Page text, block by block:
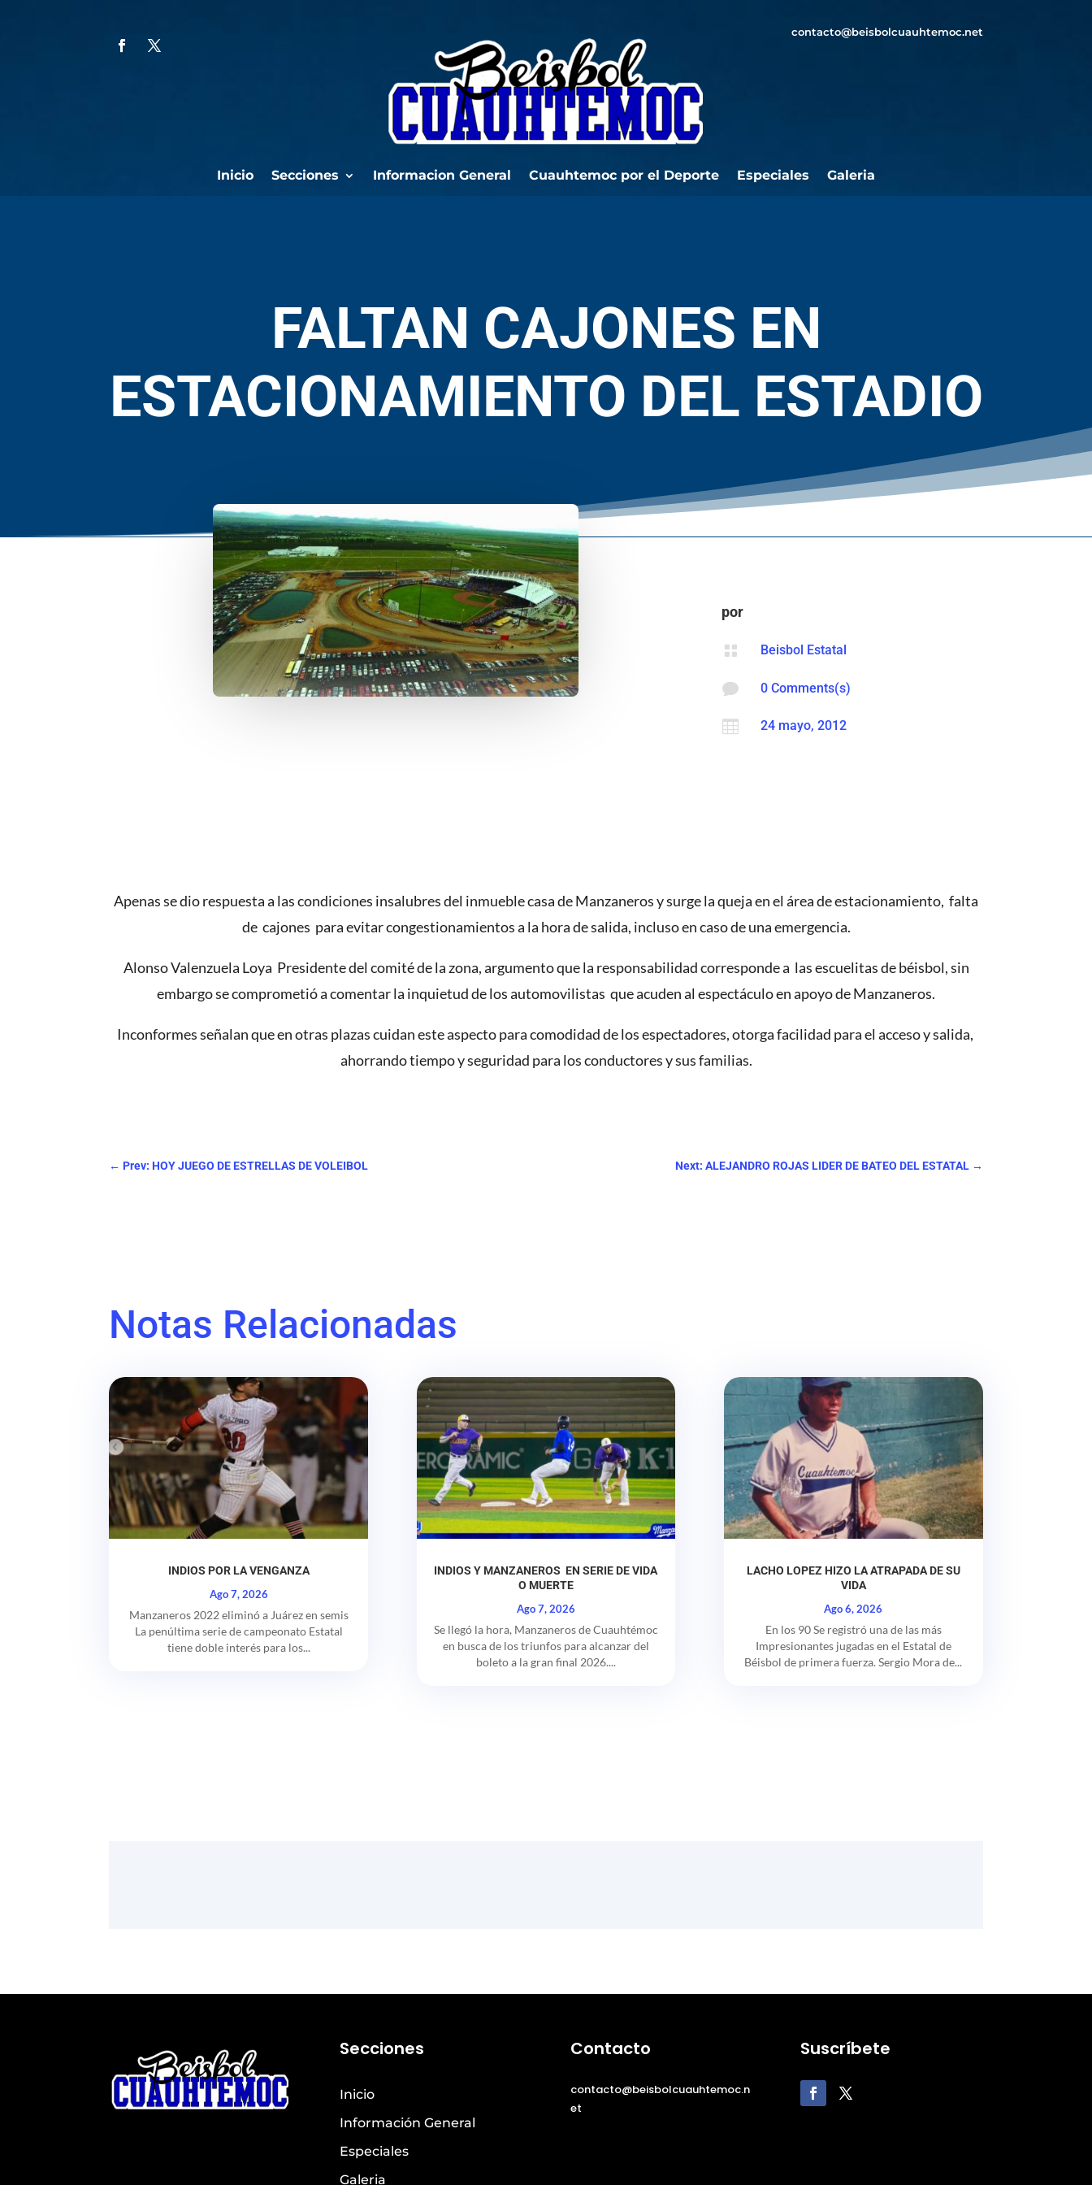
contacto@beisbolcuauhtemoc.net
Inicio Secciones Informacion General Cuauhtemoc por el Deporte Especiales Galeria
FALTAN CAJONES EN
ESTACIONAMIENTO DEL ESTADIO
por
 Beisbol Estatal
 0 Comments(s)
 24 mayo, 2012
Apenas se dio respuesta a las condiciones insalubres del inmueble casa de Manzaneros y surge la queja en el área de estacionamiento, falta
de cajones para evitar congestionamientos a la hora de salida, incluso en caso de una emergencia.
Alonso Valenzuela Loya Presidente del comité de la zona, argumento que la responsabilidad corresponde a las escuelitas de béisbol, sin
embargo se comprometió a comentar la inquietud de los automovilistas que acuden al espectáculo en apoyo de Manzaneros.
Inconformes señalan que en otras plazas cuidan este aspecto para comodidad de los espectadores, otorga facilidad para el acceso y salida,
ahorrando tiempo y seguridad para los conductores y sus familias.
← Prev: HOY JUEGO DE ESTRELLAS DE VOLEIBOL Next: ALEJANDRO ROJAS LIDER DE BATEO DEL ESTATAL→
Notas Relacionadas
INDIOS POR LA VENGANZA
Ago 7, 2026
Manzaneros 2022 eliminó a Juárez en semis
La penúltima serie de campeonato Estatal
tiene doble interés para los...
INDIOS Y MANZANEROS EN SERIE DE VIDA
O MUERTE
Ago 7, 2026
Se llegó la hora, Manzaneros de Cuauhtémoc
en busca de los triunfos para alcanzar del
boleto a la gran final 2026....
LACHO LOPEZ HIZO LA ATRAPADA DE SU
VIDA
Ago 6, 2026
En los 90 Se registró una de las más
Impresionantes jugadas en el Estatal de
Béisbol de primera fuerza. Sergio Mora de...
Secciones
Inicio
Información General
Especiales
Galeria
Contacto
contacto@beisbolcuauhtemoc.n
et
Suscríbete